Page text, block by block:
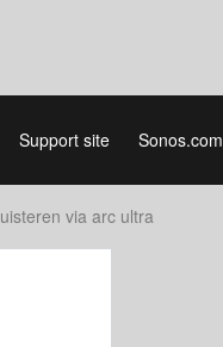
Support site Sonos.com
via arc ultra